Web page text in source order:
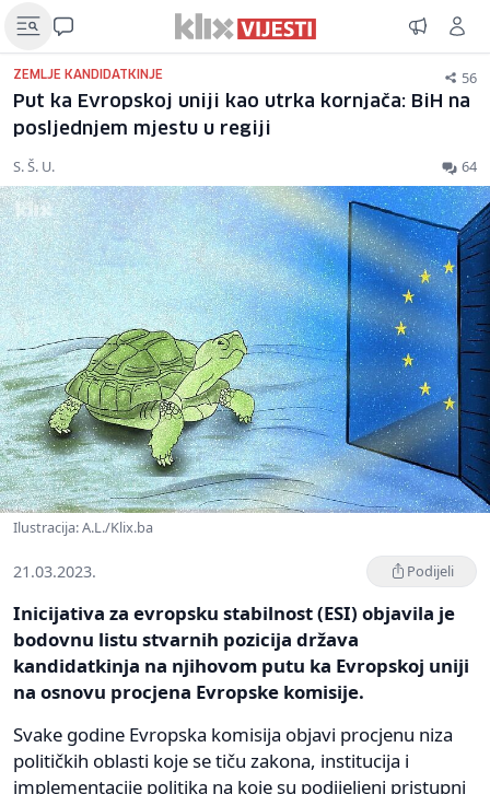
ZEMLJE KANDIDATKINJE 56
Put ka Evropskoj uniji kao utrka kornjača: BiH na
posljednjem mjestu u regiji
S. Š. U. 64
Ilustracija: A.L./Klix.ba
21.03.2023. Podijeli
Inicijativa za evropsku stabilnost (ESI) objavila je
bodovnu listu stvarnih pozicija država
kandidatkinja na njihovom putu ka Evropskoj uniji
na osnovu procjena Evropske komisije.
Svake godine Evropska komisija objavi procjenu niza
političkih oblasti koje se tiču zakona, institucija i
implementacije politika na koje su podijeljeni pristupni